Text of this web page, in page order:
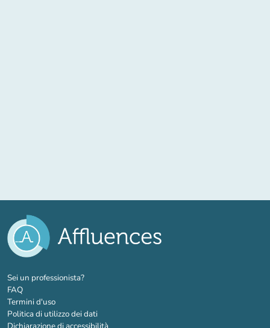
Sei un professionista?(nuova scheda)
FAQ
Termini d'uso
Politica di utilizzo dei dati